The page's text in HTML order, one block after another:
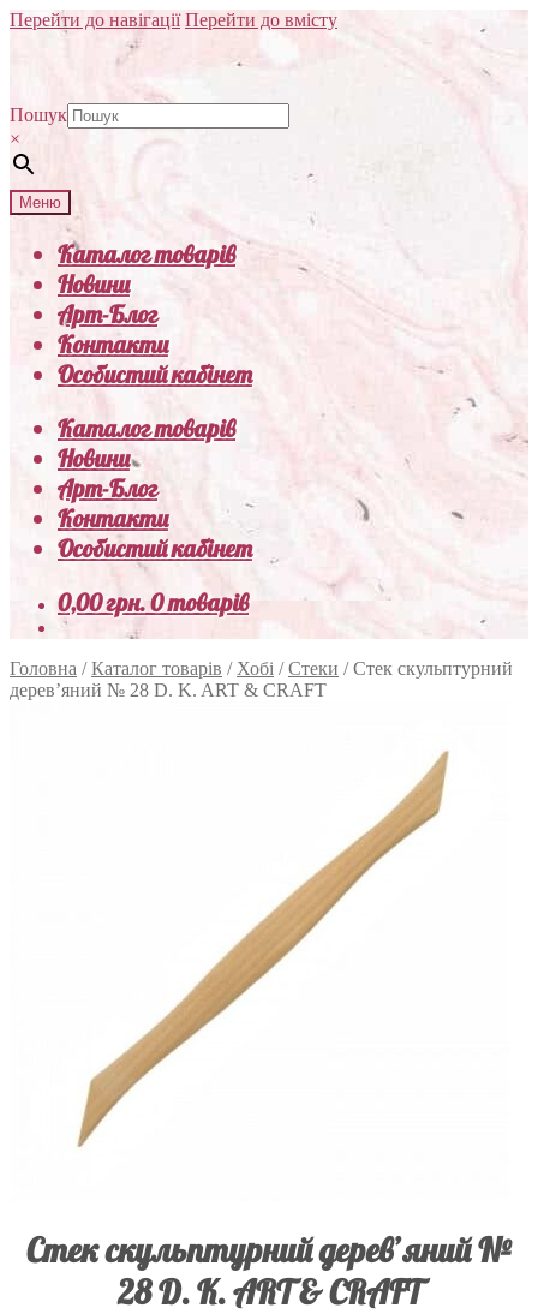
Перейти до навігації Перейти до вмісту
Пошук
×
Меню
Каталог товарів
Новини
Арт-Блог
Контакти
Особистий кабінет
Каталог товарів
Новини
Арт-Блог
Контакти
Особистий кабінет
0,00грн.0 товарів
Головна /Каталог товарів / Хобі /Стеки /Стек скульптурний
дерев’яний № 28 D. K. ART & CRAFT
Стек скульптурний дерев’яний №
28 D. K. ART & CRAFT